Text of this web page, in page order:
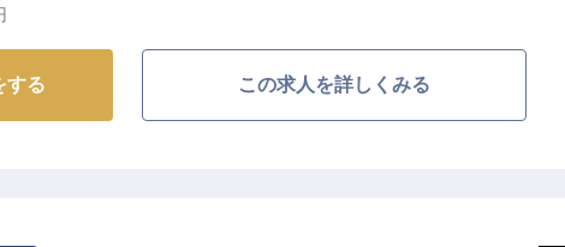
最高の一時」をデザインする】
は、上質な空間と心尽くしのおもてなしで、世界中のお
宴会場での完璧な進行。私たちが目指すのは、期待を超
する この求人を詳しくみる